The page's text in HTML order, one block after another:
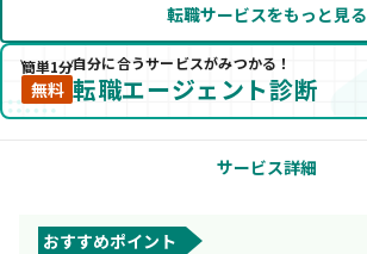
転職サービスをもっと見る
簡単1分
無料
自分に合うサービスがみつかる！
転職エージェント診断
サービス詳細
おすすめポイント